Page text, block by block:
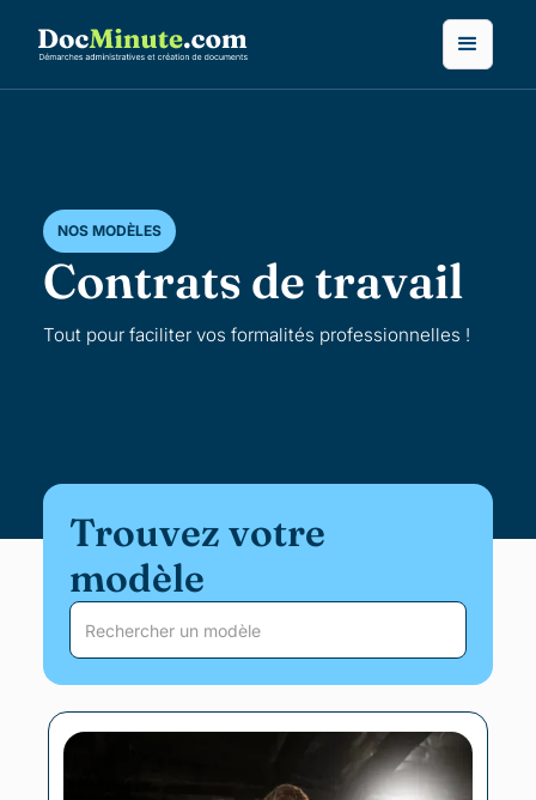
NOS MODÈLES
Contrats de travail
Tout pour faciliter vos formalités professionnelles !
Trouvez votre
modèle